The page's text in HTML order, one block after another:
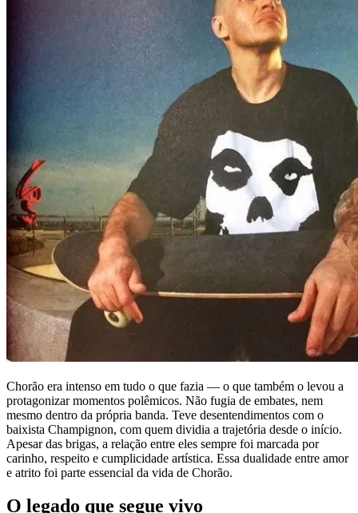
Chorão era intenso em tudo o que fazia — o que também o levou a
protagonizar momentos polêmicos. Não fugia de embates, nem
mesmo dentro da própria banda. Teve desentendimentos com o
baixista Champignon, com quem dividia a trajetória desde o início.
Apesar das brigas, a relação entre eles sempre foi marcada por
carinho, respeito e cumplicidade artística. Essa dualidade entre amor
e atrito foi parte essencial da vida de Chorão.
O legado que segue vivo